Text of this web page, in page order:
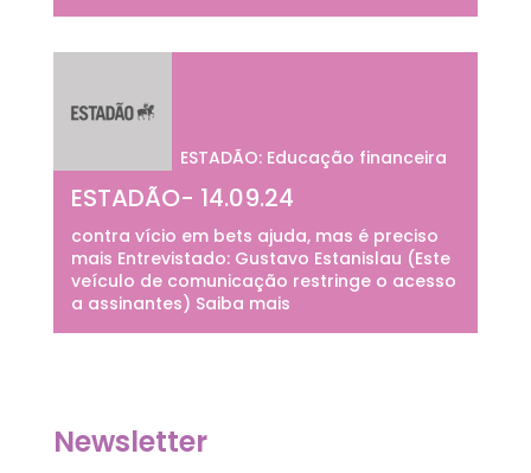
ESTADÃO- 14.09.24
ESTADÃO: Educação financeira
contra vício em bets ajuda, mas é preciso
mais Entrevistado: Gustavo Estanislau (Este
veículo de comunicação restringe o acesso
a assinantes) Saiba mais
Newsletter